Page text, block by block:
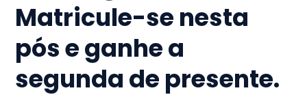
Matricule-se nesta
pós e ganhe a
segunda de presente.